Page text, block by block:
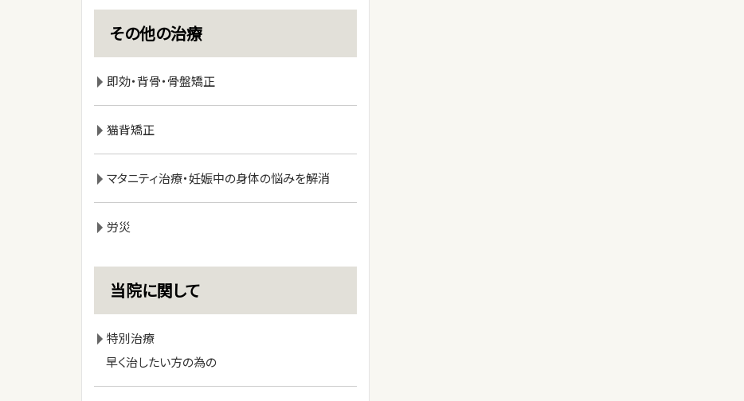
その他の治療
即効・背骨・骨盤矯正
猫背矯正
マタニティ治療・妊娠中の身体の悩みを解消
労災
当院に関して
特別治療
早く治したい方の為の